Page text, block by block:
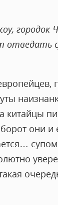
городок
отведать
они и